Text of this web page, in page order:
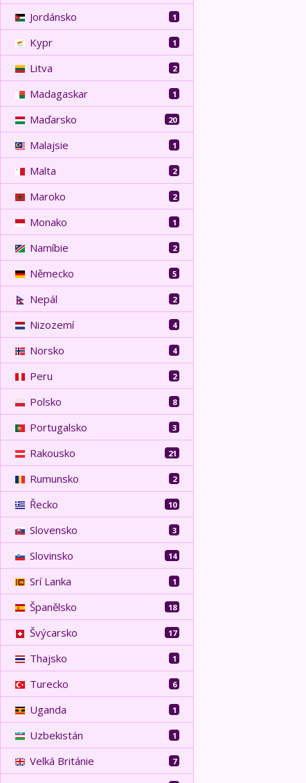
Jordánsko 1
Kypr 1
Litva 2
Madagaskar 1
Maďarsko 20
Malajsie 1
Malta 2
Maroko 2
Monako 1
Namíbie 2
Německo 5
Nepál 2
Nizozemí 4
Norsko 4
Peru 2
Polsko 8
Portugalsko 3
Rakousko 21
Rumunsko 2
Řecko 10
Slovensko 3
Slovinsko 14
Srí Lanka 1
Španělsko 18
Švýcarsko 17
Thajsko 1
Turecko 6
Uganda 1
Uzbekistán 1
Velká Británie 7